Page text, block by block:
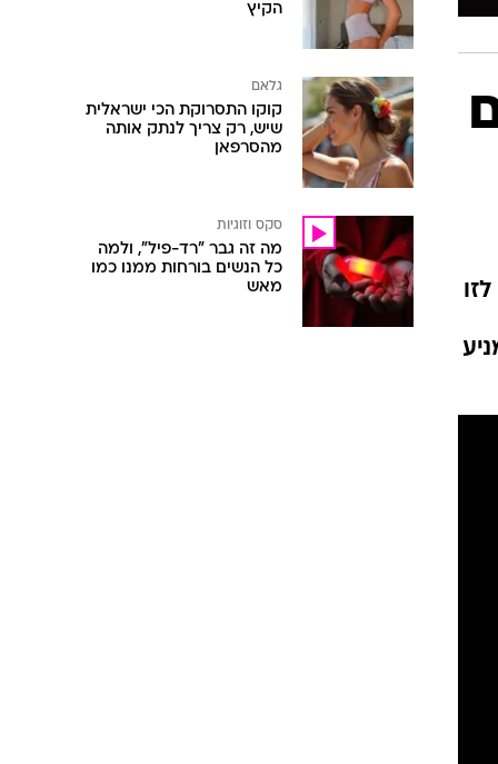
הקיץ
גלאם
קוקו התסרוקת הכי ישראלית
שיש, רק צריך לנתק אותה
מהסרפאן
סקס וזוגיות
מה זה גבר "רד-פיל", ולמה
כל הנשים בורחות ממנו כמו
מאש